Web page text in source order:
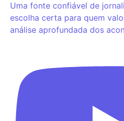
Uma fonte confiável de
escolha certa para quem
análise aprofundada dos